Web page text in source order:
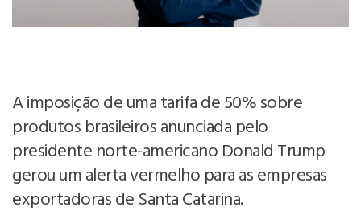
A imposição de uma tarifa de 50% sobre
produtos brasileiros anunciada pelo
presidente norte-americano Donald Trump
gerou um alerta vermelho para as empresas
exportadoras de Santa Catarina.